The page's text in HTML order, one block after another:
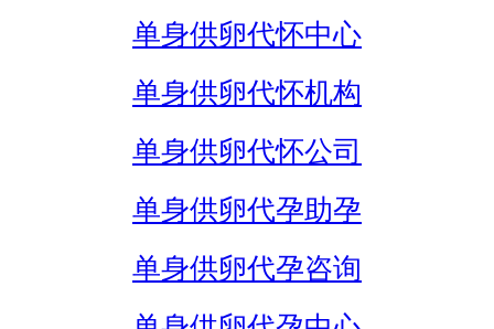
单身供卵代怀中心
单身供卵代怀机构
单身供卵代怀公司
单身供卵代孕助孕
单身供卵代孕咨询